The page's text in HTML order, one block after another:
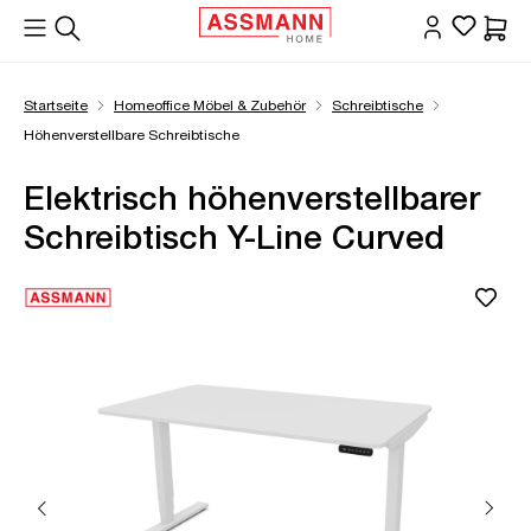
springen
Startseite Homeoffice Möbel & Zubehör
Schreibtische
Höhenverstellbare Schreibtische
Elektrisch höhenverstellbarer
Schreibtisch Y-Line Curved